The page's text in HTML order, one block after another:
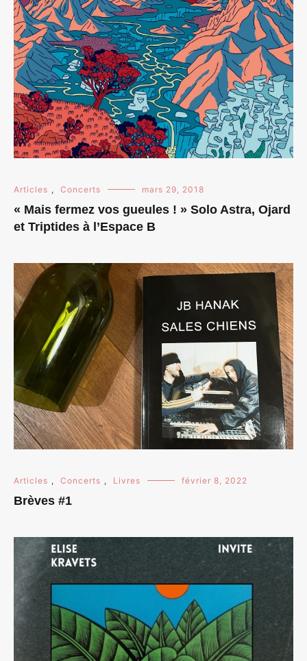
Articles , Concerts mars 29, 2018
« Mais fermez vos gueules ! » Solo Astra, Ojard
et Triptides à l’Espace B
Articles , Concerts , Livres février 8, 2022
Brèves #1